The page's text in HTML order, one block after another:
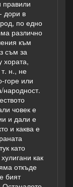
правили
дори в
по едно
различно
към
съм за
хората,
н., не
горе или
народност.
човек е
и дали е
и каква е
като
как
откъде
бият